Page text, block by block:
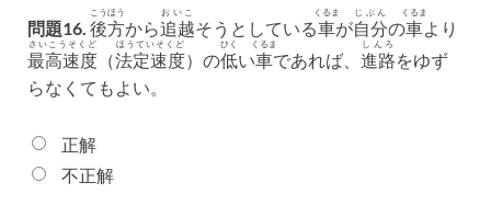
問題16. 後方
こうほう
から追越
おいこ
そうとしている車
くるま
が自分
じぶん
の車
くるま
より
最高速度
さいこうそくど
（法定速度
ほうていそくど
）の低
ひく
い車
くるま
であれば、 進路
しんろ
をゆず
らなくてもよい。
正解
不正解